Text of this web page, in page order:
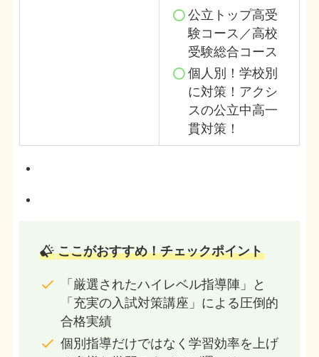
公立トップ高受
験コース／高校
受験総合コース
個人別！学校別
に対策！アクシ
スの公立中高一
貫対策！
ここがおすすめ！チェックポイント
「厳選されたハイレベル指導陣」と
「充実の入試対策講座」による圧倒的
合格実績
個別指導だけではなく学習効率を上げ